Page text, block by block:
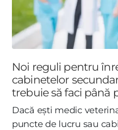
Noi reguli pentru
cabinetelor
trebuie să faci până
Dacă ești medic
puncte de lucru sau